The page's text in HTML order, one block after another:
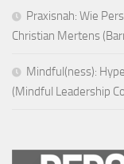
Praxisnah: Wie
Christian Mertens
Mindful(ness):
(Mindful Leadership